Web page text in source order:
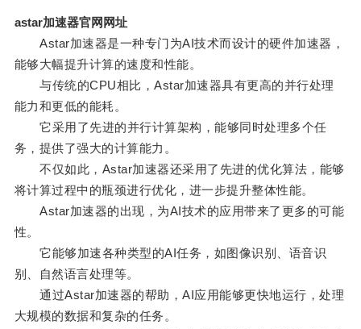
astar加速器官网网址
Astar加速器是一种专门为AI技术而设计的硬件加速器，
能够大幅提升计算的速度和性能。
与传统的CPU相比，Astar加速器具有更高的并行处理
能力和更低的能耗。
它采用了先进的并行计算架构，能够同时处理多个任
务，提供了强大的计算能力。
不仅如此，Astar加速器还采用了先进的优化算法，能够
将计算过程中的瓶颈进行优化，进一步提升整体性能。
Astar加速器的出现，为AI技术的应用带来了更多的可能
性。
它能够加速各种类型的AI任务，如图像识别、语音识
别、自然语言处理等。
通过Astar加速器的帮助，AI应用能够更快地运行，处理
大规模的数据和复杂的任务。